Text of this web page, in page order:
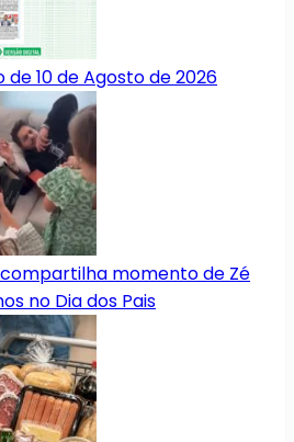
10 de Agosto de 2026
momento de Zé
no Dia dos Pais